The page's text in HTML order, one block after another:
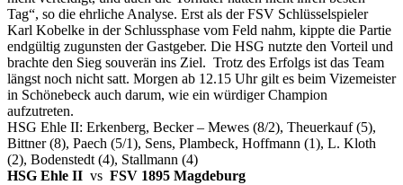
Tag“, so die ehrliche Analyse. Erst als der FSV Schlüsselspieler
Karl Kobelke in der Schlussphase vom Feld nahm, kippte die Partie
endgültig zugunsten der Gastgeber. Die HSG nutzte den Vorteil und
brachte den Sieg souverän ins Ziel. Trotz des Erfolgs ist das Team
längst noch nicht satt. Morgen ab 12.15 Uhr gilt es beim Vizemeister
in Schönebeck auch darum, wie ein würdiger Champion
aufzutreten.
HSG Ehle II: Erkenberg, Becker – Mewes (8/2), Theuerkauf (5),
Bittner (8), Paech (5/1), Sens, Plambeck, Hoffmann (1), L. Kloth
(2), Bodenstedt (4), Stallmann (4)
HSG Ehle II vs FSV 1895 Magdeburg